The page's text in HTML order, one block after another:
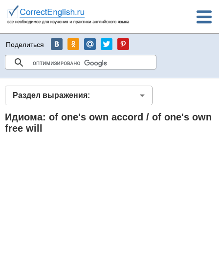
Поделиться
Раздел выражения:
Идиома: of one's own accord / of one's own
free will